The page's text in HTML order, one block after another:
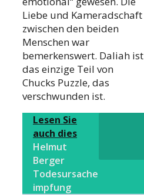
Liebe und Kameradschaft
zwischen den beiden
Menschen war
bemerkenswert. Daliah ist
das einzige Teil von
Chucks Puzzle, das
verschwunden ist.
Lesen Sie
auch dies
Helmut
Berger
Todesursache
impfung